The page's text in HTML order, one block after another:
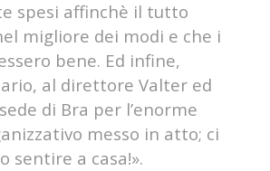
spesi affinchè il tutto
migliore dei modi e che i
bene. Ed infine,
al direttore Valter ed
di Bra per l’enorme
messo in atto; ci
sentire a casa!».